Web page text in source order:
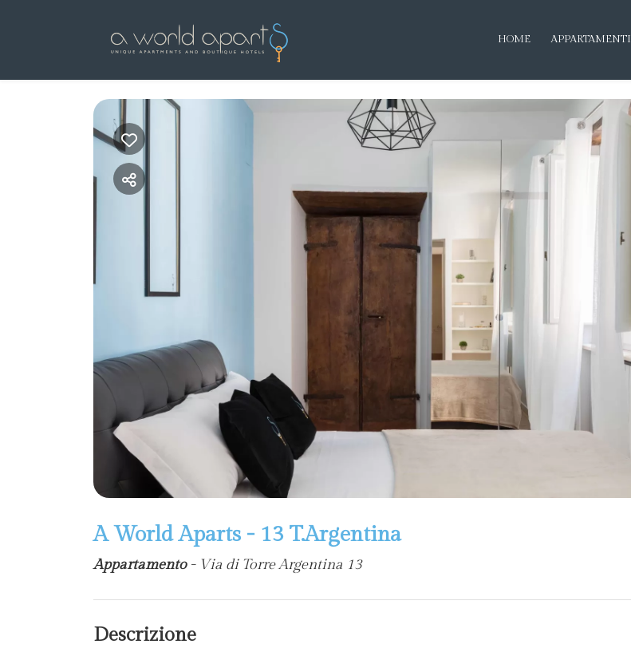
HOME APPARTAMENTI
A World Aparts - 13 T.Argentina
Appartamento- Via di Torre Argentina 13
Descrizione